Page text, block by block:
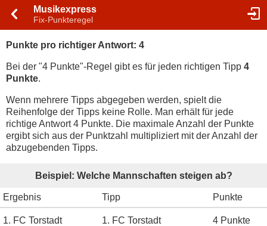
Musikexpress
Fix-Punkteregel
Punkte pro richtiger Antwort: 4
Bei der "4 Punkte"-Regel gibt es für jeden richtigen Tipp 4
Punkte.
Wenn mehrere Tipps abgegeben werden, spielt die
Reihenfolge der Tipps keine Rolle. Man erhält für jede
richtige Antwort 4 Punkte. Die maximale Anzahl der Punkte
ergibt sich aus der Punktzahl multipliziert mit der Anzahl der
abzugebenden Tipps.
Beispiel: Welche Mannschaften steigen ab?
Ergebnis Tipp Punkte
1. FC Torstadt 1. FC Torstadt 4 Punkte